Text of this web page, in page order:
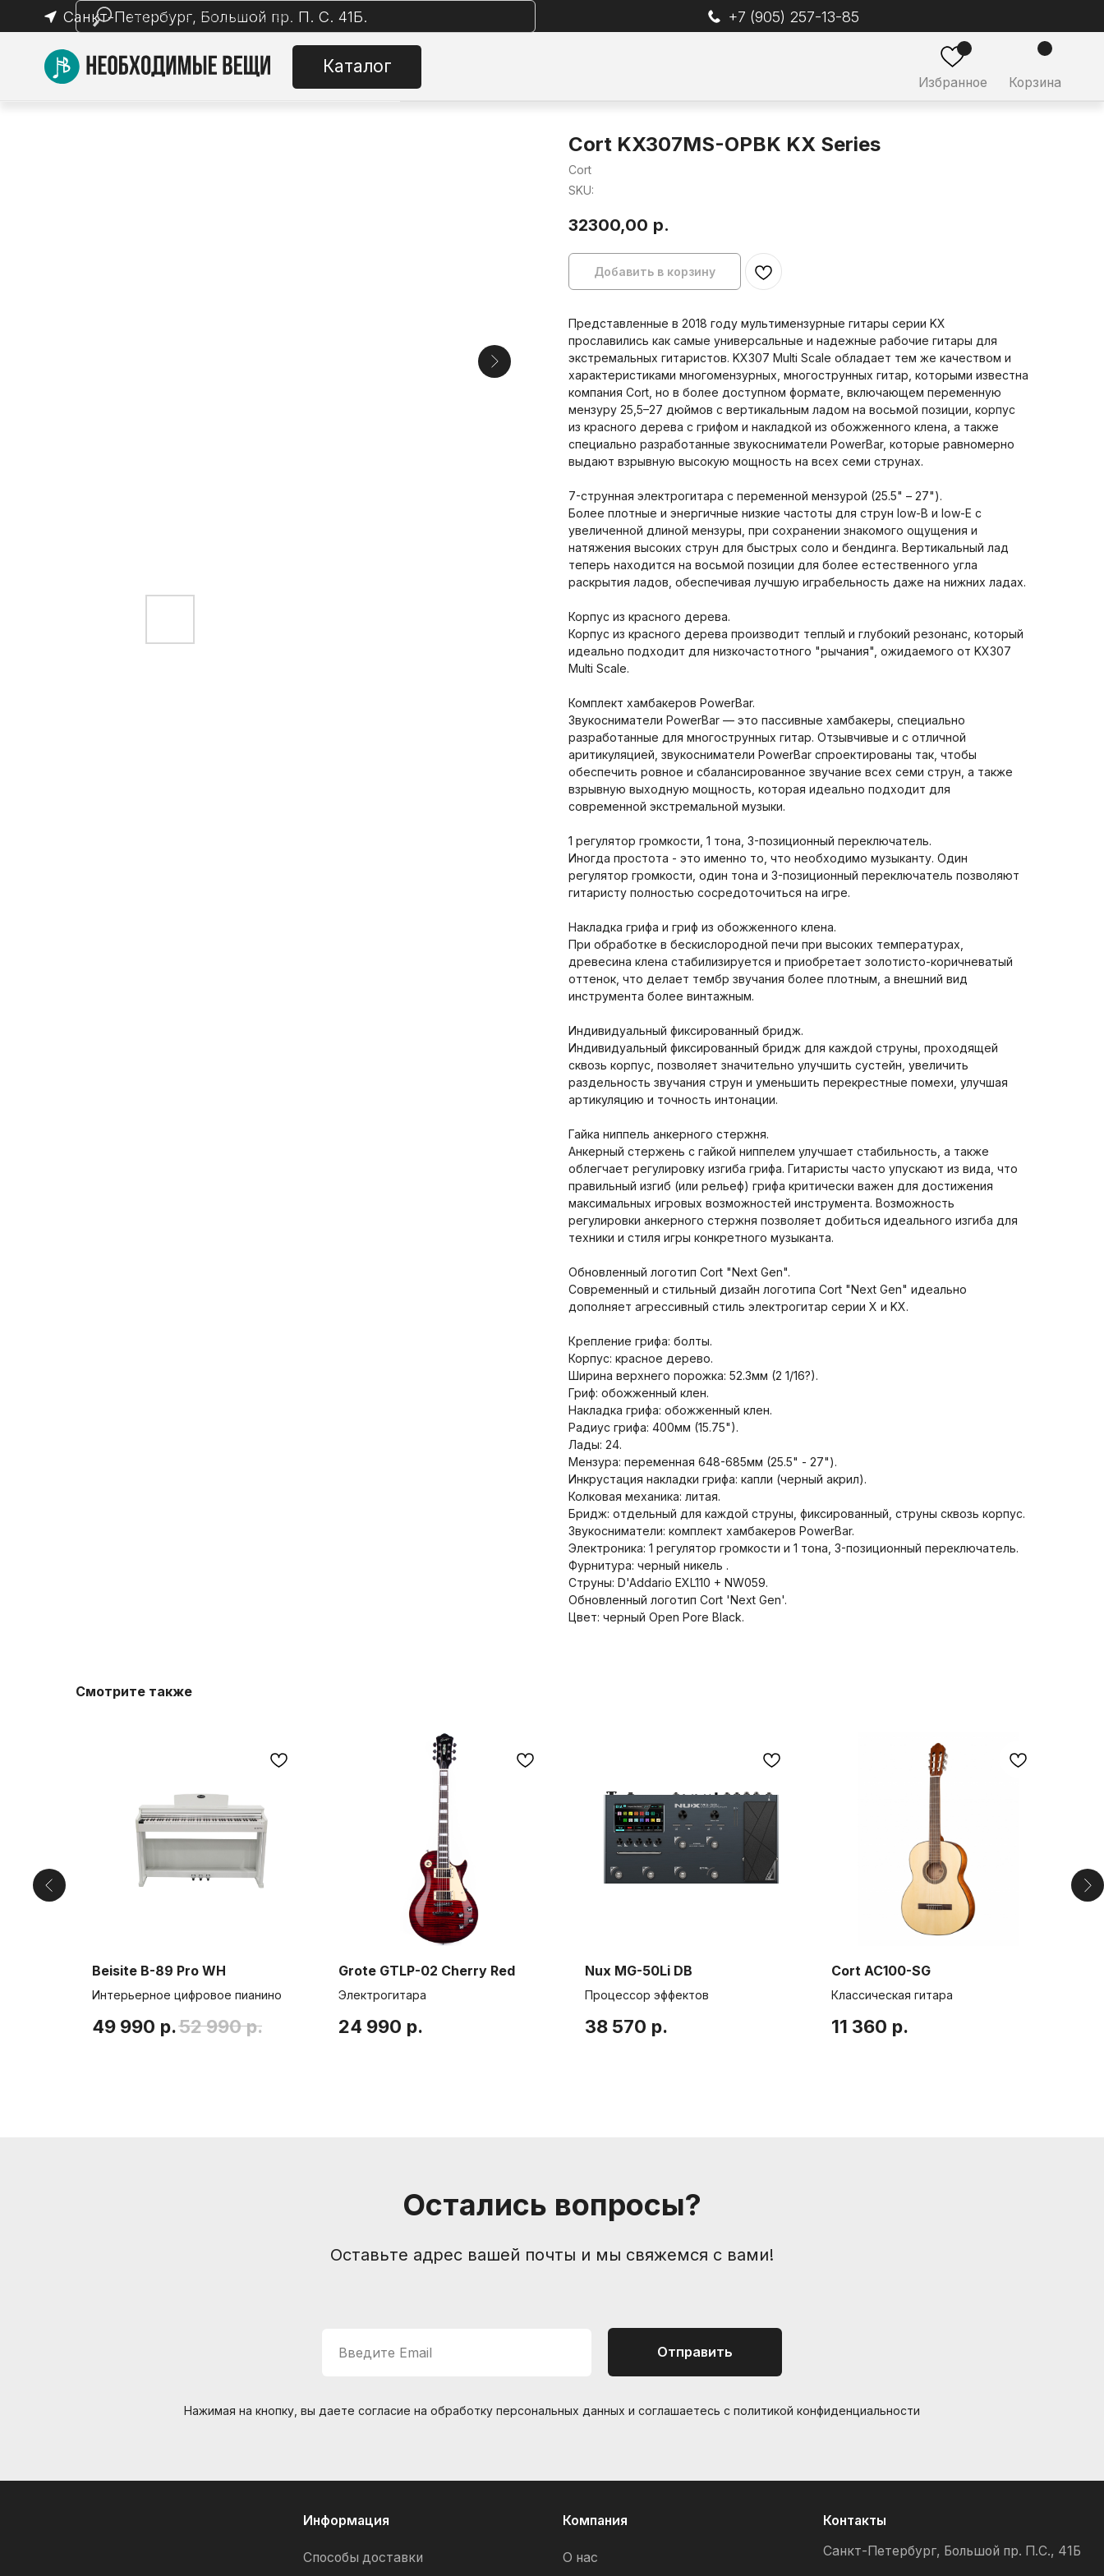
Каталог
Санкт-Петербург, Большой пр. П. С. 41Б.
Cort KX307MS-OPBK KX Series
Cort
SKU:
32300,00 р.
Добавить в корзину
Представленные в 2018 году мультимензурные гитары серии KX
прославились как самые универсальные и надежные рабочие гитары для
экстремальных гитаристов. KX307 Multi Scale обладает тем же качеством и
характеристиками многомензурных, многострунных гитар, которыми известна
компания Cort, но в более доступном формате, включающем переменную
мензуру 25,5–27 дюймов с вертикальным ладом на восьмой позиции, корпус
из красного дерева с грифом и накладкой из обожженного клена, а также
специально разработанные звукосниматели PowerBar, которые равномерно
выдают взрывную высокую мощность на всех семи струнах.
7-струнная электрогитара с переменной мензурой (25.5" – 27").
Более плотные и энергичные низкие частоты для струн low-B и low-E с
увеличенной длиной мензуры, при сохранении знакомого ощущения и
натяжения высоких струн для быстрых соло и бендинга. Вертикальный лад
теперь находится на восьмой позиции для более естественного угла
раскрытия ладов, обеспечивая лучшую играбельность даже на нижних ладах.
Корпус из красного дерева.
Корпус из красного дерева производит теплый и глубокий резонанс, который
идеально подходит для низкочастотного "рычания", ожидаемого от KX307
Multi Scale.
Комплект хамбакеров PowerBar.
Звукосниматели PowerBar — это пассивные хамбакеры, специально
разработанные для многострунных гитар. Отзывчивые и с отличной
аритикуляцией, звукосниматели PowerBar спроектированы так, чтобы
обеспечить ровное и сбалансированное звучание всех семи струн, а также
взрывную выходную мощность, которая идеально подходит для
современной экстремальной музыки.
1 регулятор громкости, 1 тона, 3-позиционный переключатель.
Иногда простота - это именно то, что необходимо музыканту. Один
регулятор громкости, один тона и 3-позиционный переключатель позволяют
гитаристу полностью сосредоточиться на игре.
Накладка грифа и гриф из обожженного клена.
При обработке в бескислородной печи при высоких температурах,
древесина клена стабилизируется и приобретает золотисто-коричневатый
оттенок, что делает тембр звучания более плотным, а внешний вид
инструмента более винтажным.
Индивидуальный фиксированный бридж.
Индивидуальный фиксированный бридж для каждой струны, проходящей
сквозь корпус, позволяет значительно улучшить сустейн, увеличить
раздельность звучания струн и уменьшить перекрестные помехи, улучшая
артикуляцию и точность интонации.
Гайка ниппель анкерного стержня.
Анкерный стержень с гайкой ниппелем улучшает стабильность, а также
облегчает регулировку изгиба грифа. Гитаристы часто упускают из вида, что
правильный изгиб (или рельеф) грифа критически важен для достижения
максимальных игровых возможностей инструмента. Возможность
регулировки анкерного стержня позволяет добиться идеального изгиба для
техники и стиля игры конкретного музыканта.
Обновленный логотип Cort "Next Gen".
Современный и стильный дизайн логотипа Cort "Next Gen" идеально
дополняет агрессивный стиль электрогитар серии X и KX.
Крепление грифа: болты.
Корпус: красное дерево.
Ширина верхнего порожка: 52.3мм (2 1/16?).
Гриф: обожженный клен.
Накладка грифа: обожженный клен.
Радиус грифа: 400мм (15.75").
Лады: 24.
Мензура: переменная 648-685мм (25.5" - 27").
Инкрустация накладки грифа: капли (черный акрил).
Колковая механика: литая.
Бридж: отдельный для каждой струны, фиксированный, струны сквозь корпус.
Звукосниматели: комплект хамбакеров PowerBar.
Электроника: 1 регулятор громкости и 1 тона, 3-позиционный переключатель.
Фурнитура: черный никель .
Струны: D'Addario EXL110 + NW059.
Обновленный логотип Cort 'Next Gen'.
Цвет: черный Open Pore Black.
Смотрите также
Beisite B-89 Pro WH
Интерьерное цифровое пианино
49 990 р.52 990 р.
Grote GTLP-02 Cherry Red
Электрогитара
24 990 р.
Nux MG-50Li DB
Процессор эффектов
38 570 р.
Cort AC100-SG
Классическая гитара
11 360 р.
Остались вопросы?
Оставьте адрес вашей почты и мы свяжемся с вами!
Введите Email Отправить
Нажимая на кнопку, вы даете согласие на обработку персональных данных и соглашаетесь c политикой конфиденциальности
Друзья и партнеры
О нас
Компания
nevemusicshop@gmail.com